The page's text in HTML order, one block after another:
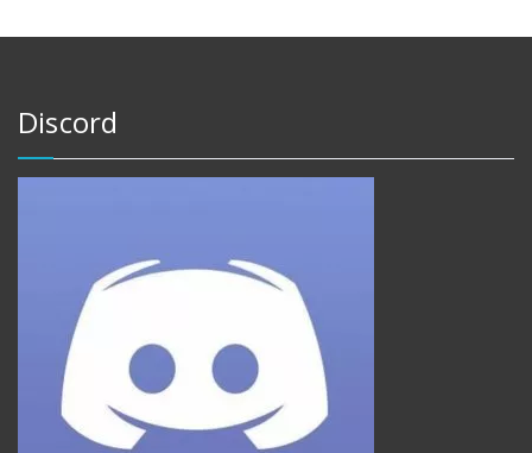
Discord